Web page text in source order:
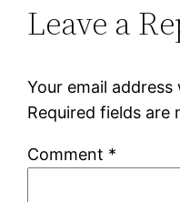
Leave a
Your email
Required fields are
Comment *